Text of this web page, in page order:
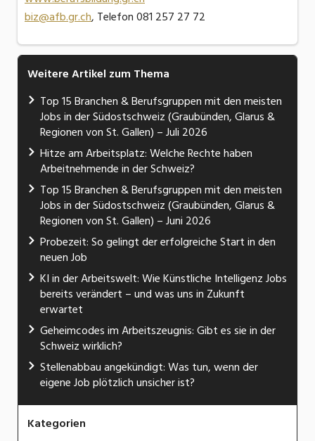
biz@afb.gr.ch, Telefon 081 257 27 72
Weitere Artikel zum Thema
Top 15 Branchen & Berufsgruppen mit den meisten
Jobs in der Südostschweiz (Graubünden, Glarus &
Regionen von St. Gallen) – Juli 2026
Hitze am Arbeitsplatz: Welche Rechte haben
Arbeitnehmende in der Schweiz?
Top 15 Branchen & Berufsgruppen mit den meisten
Jobs in der Südostschweiz (Graubünden, Glarus &
Regionen von St. Gallen) – Juni 2026
Probezeit: So gelingt der erfolgreiche Start in den
neuen Job
KI in der Arbeitswelt: Wie Künstliche Intelligenz Jobs
bereits verändert – und was uns in Zukunft
erwartet
Geheimcodes im Arbeitszeugnis: Gibt es sie in der
Schweiz wirklich?
Stellenabbau angekündigt: Was tun, wenn der
eigene Job plötzlich unsicher ist?
Kategorien